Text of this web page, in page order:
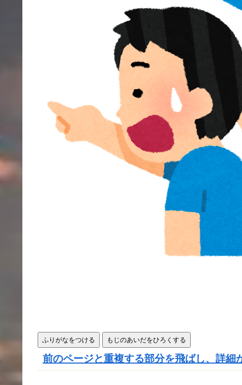
ふりがなをつける もじのあいだをひろくする
前のページと重複する部分を飛ばし、詳細